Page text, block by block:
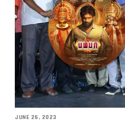
JUNE 26, 2023